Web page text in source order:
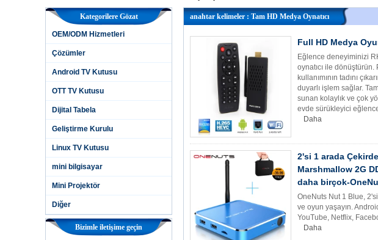
Kategorilere Gözat
OEM/ODM Hizmetleri
Çözümler
Android TV Kutusu
OTT TV Kutusu
Dijital Tabela
Geliştirme Kurulu
Linux TV Kutusu
mini bilgisayar
Mini Projektör
Diğer
Bizimle iletişime geçin
anahtar kelimeler : Tam HD Medya Oynatıcı
Full HD Medya
Eğlence deneyiminizi
oynatıcı ile
kullanımının tadını
duyarlı işlem sağlar.
sunan kolaylık ve çok
evde sürükleyici
Daha
2'si 1 arada
Marshmallow 2G
daha birçok-
OneNuts Nut 1 Blue,
ve oyun yaşayın.
YouTube, Netflix,
Daha